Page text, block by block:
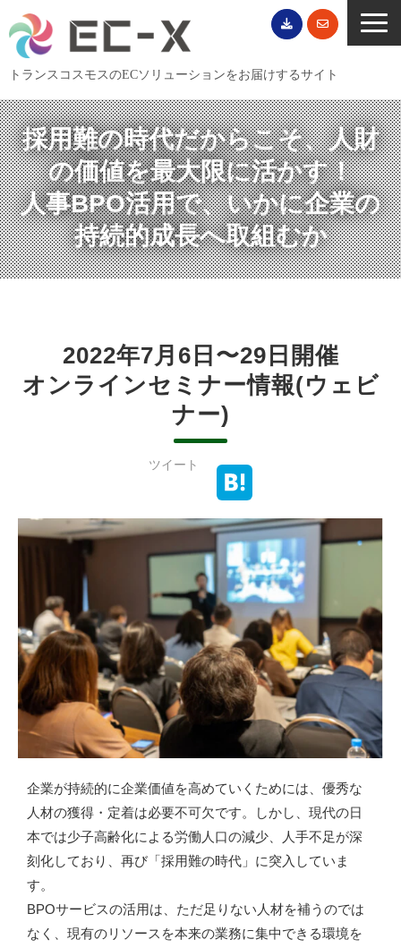
トランスコスモスのECソリューションをお届けするサイト
TOP
サービス一覧
EC導入事例
ECブログ
無料セミナー
EC資料ダウンロード
採用難の時代だからこそ、人財
の価値を最大限に活かす！
人事BPO活用で、いかに企業の
持続的成長へ取組むか
2022年7月6日〜29日開催
オンラインセミナー情報(ウェビ
ナー)
ツイート
企業が持続的に企業価値を高めていくためには、優秀な
人材の獲得・定着は必要不可欠です。しかし、現代の日
本では少子高齢化による労働人口の減少、人手不足が深
刻化しており、再び「採用難の時代」に突入していま
す。
BPOサービスの活用は、ただ足りない人材を補うのでは
なく、現有のリソースを本来の業務に集中できる環境を